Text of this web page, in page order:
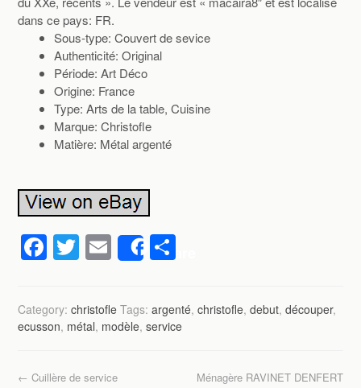
dans ce pays: FR.
Sous-type: Couvert de sevice
Authenticité: Original
Période: Art Déco
Origine: France
Type: Arts de la table, Cuisine
Marque: Christofle
Matière: Métal argenté
F
a
c
e
o
T
wi
tt
er
E
m
ail
Share
ta
g
Category:christofle Tags:argenté,christofle,debut,découper,
ecusson, métal, modèle,service
← Cuillère de service
Ménagère RAVINET DENFERT